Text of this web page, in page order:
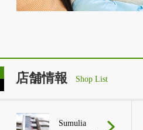
店舗情報 Shop List
Sumulia